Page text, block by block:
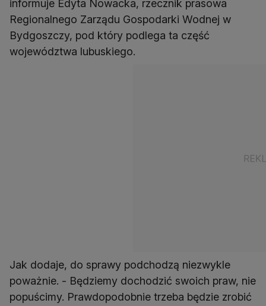
informuje Edyta Nowacka, rzecznik prasowa
Regionalnego Zarządu Gospodarki Wodnej w
Bydgoszczy, pod który podlega ta część
województwa lubuskiego.
Jak dodaje, do sprawy podchodzą niezwykle
poważnie. - Będziemy dochodzić swoich praw, nie
popuścimy. Prawdopodobnie trzeba będzie zrobić